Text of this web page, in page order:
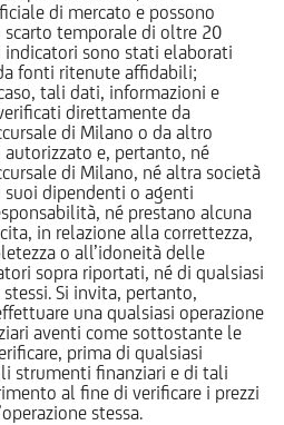
di mercato e possono
scarto temporale di oltre 20
sono stati elaborati
fonti ritenute affidabili;
tali dati, informazioni e
direttamente da
di Milano o da altro
e, pertanto, né
di Milano, né altra società
dipendenti o agenti
né prestano alcuna
in relazione alla correttezza,
o all’idoneità delle
sopra riportati, né di qualsiasi
Si invita, pertanto,
una qualsiasi operazione
aventi come sottostante le
prima di qualsiasi
strumenti finanziari e di tali
al fine di verificare i prezzi
stessa.